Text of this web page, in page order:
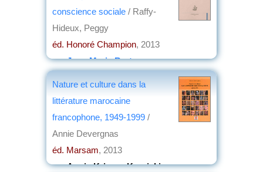
conscience sociale / Raffy-
Hideux, Peggy
éd. Honoré Champion, 2013
parJean-Marie Breton
Nature et culture dans la
littérature marocaine
francophone, 1949-1999 /
Annie Devergnas
éd. Marsam, 2013
parAnnie Krieger-Krynicki